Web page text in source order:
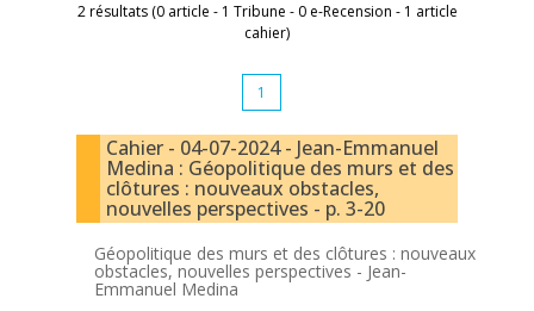
2 résultats (0 article - 1 Tribune - 0 e-Recension - 1 article
cahier)
1
Cahier - 04-07-2024 - Jean-Emmanuel
Medina : Géopolitique des murs et des
clôtures : nouveaux obstacles,
nouvelles perspectives - p. 3-20
Géopolitique des murs et des clôtures : nouveaux
obstacles, nouvelles perspectives - Jean-
Emmanuel Medina